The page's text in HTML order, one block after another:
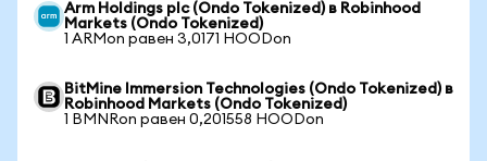
Arm Holdings plc (Ondo Tokenized) в Robinhood
Markets (Ondo Tokenized)
1 ARMon равен 3,0171 HOODon
BitMine Immersion Technologies (Ondo Tokenized) в
Robinhood Markets (Ondo Tokenized)
1 BMNRon равен 0,201558 HOODon